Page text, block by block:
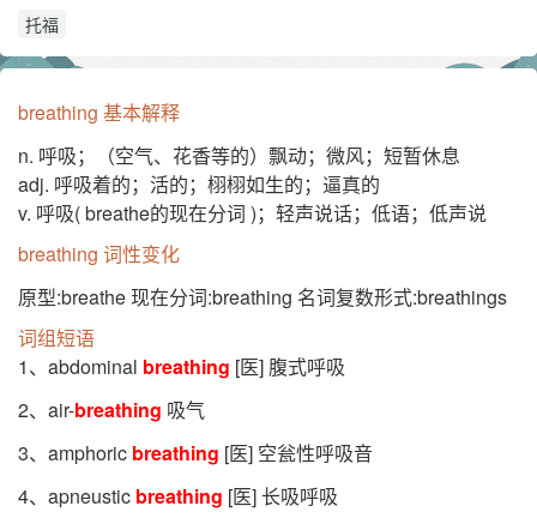
托福
breathing 基本解释
n. 呼吸；（空气、花香等的）飘动；微风；短暂休息
adj. 呼吸着的；活的；栩栩如生的；逼真的
v. 呼吸( breathe的现在分词 )；轻声说话；低语；低声说
breathing 词性变化
原型:breathe 现在分词:breathing 名词复数形式:breathings
词组短语
1、abdominal breathing [医] 腹式呼吸
2、air-breathing 吸气
3、amphoric breathing [医] 空瓮性呼吸音
4、apneustic breathing [医] 长吸呼吸